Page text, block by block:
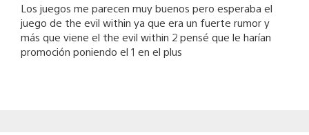
Los juegos me parecen muy buenos pero esperaba el
juego de the evil within ya que era un fuerte rumor y
más que viene el the evil within 2 pensé que le harían
promoción poniendo el 1 en el plus